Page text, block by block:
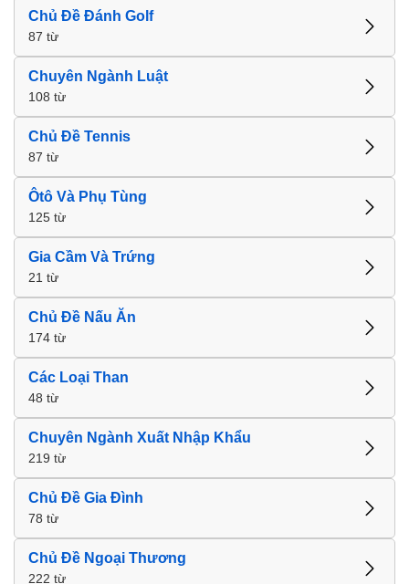
Chủ Đề Đánh Golf
87 từ
Chuyên Ngành Luật
108 từ
Chủ Đề Tennis
87 từ
Ôtô Và Phụ Tùng
125 từ
Gia Cầm Và Trứng
21 từ
Chủ Đề Nấu Ăn
174 từ
Các Loại Than
48 từ
Chuyên Ngành Xuất Nhập Khẩu
219 từ
Chủ Đề Gia Đình
78 từ
Chủ Đề Ngoại Thương
222 từ